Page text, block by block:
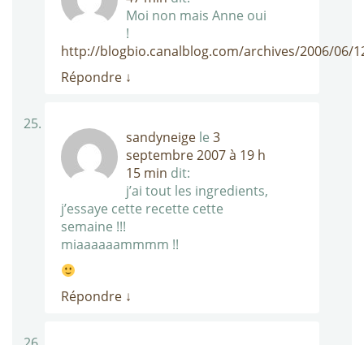
Moi non mais Anne oui
!
http://blogbio.canalblog.com/archives/2006/06/
Répondre ↓
sandyneige le 3
septembre 2007 à 19 h
15 min dit:
j’ai tout les ingredients,
j’essaye cette recette cette
semaine !!!
miaaaaaammmm !!
Répondre ↓